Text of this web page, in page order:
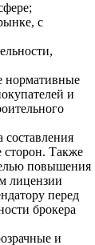
с
нормативные
и
сторон. Также
повышения
лицензии
перед
брокера
и